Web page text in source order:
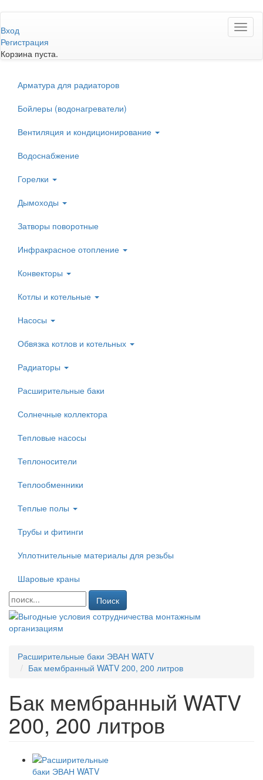
к
основному
содержанию
Вход
Регистрация
Корзина пуста.
Арматура для радиаторов
Бойлеры (водонагреватели)
Вентиляция и кондиционирование
Водоснабжение
Горелки
Дымоходы
Затворы поворотные
Инфракрасное отопление
Конвекторы
Котлы и котельные
Насосы
Обвязка котлов и котельных
Радиаторы
Расширительные баки
Солнечные коллектора
Тепловые насосы
Теплоносители
Теплообменники
Теплые полы
Трубы и фитинги
Уплотнительные материалы для резьбы
Шаровые краны
Поиск
Расширительные баки ЭВАН WATV
Бак мембранный WATV 200, 200 литров
Бак мембранный WATV
200, 200 литров